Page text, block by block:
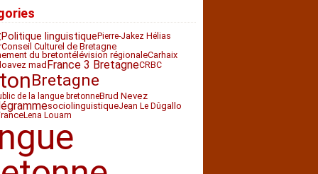
Politique linguistique Pierre-Jakez Hélias
Conseil Culturel de Bretagne
du bretontélévision régionaleCarhaix
madFrance 3 BretagneCRBC
Bretagne
de la langue bretonneBrud Nevez
sociolinguistiqueJean Le Dûgallo
Lena Louarn